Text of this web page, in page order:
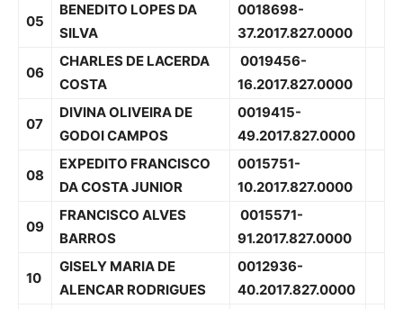
05
BENEDITO LOPES DA
SILVA
0018698-
37.2017.827.0000
06
CHARLES DE LACERDA
COSTA
0019456-
16.2017.827.0000
07
DIVINA OLIVEIRA DE
GODOI CAMPOS
0019415-
49.2017.827.0000
08
EXPEDITO FRANCISCO
DA COSTA JUNIOR
0015751-
10.2017.827.0000
09
FRANCISCO ALVES
BARROS
0015571-
91.2017.827.0000
10
GISELY MARIA DE
ALENCAR RODRIGUES
0012936-
40.2017.827.0000